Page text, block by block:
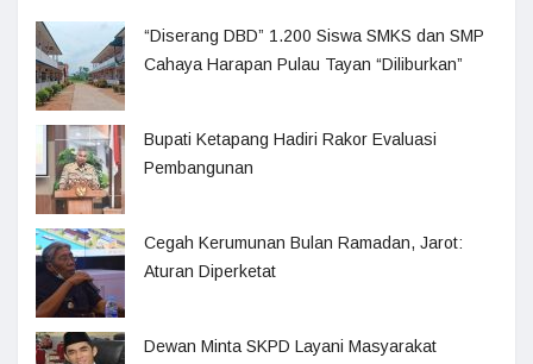
“Diserang DBD” 1.200 Siswa SMKS dan SMP
Cahaya Harapan Pulau Tayan “Diliburkan”
Bupati Ketapang Hadiri Rakor Evaluasi
Pembangunan
Cegah Kerumunan Bulan Ramadan, Jarot:
Aturan Diperketat
Dewan Minta SKPD Layani Masyarakat